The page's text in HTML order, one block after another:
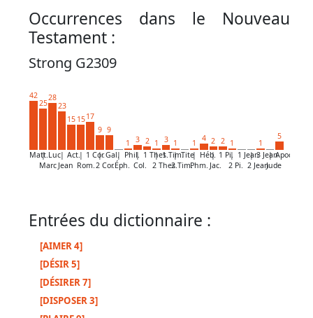
Occurrences dans le Nouveau
Testament :
Strong G2309
42
Matt.
25
|
Marc
28
Luc
23
|
Jean
15
Act.
15
|
Rom.
17
1 Cor.
9
|
2 Cor.
9
Gal.|
Éph.
1
Phil.
3
|
Col.
2
1 Thes.
1
|
2 Thes.
3
1 Tim.
1
|
2 Tim.
Tite
1
|
Phm.
4
Héb.
2
|
Jac.
2
1 Pi.
1
|
2 Pi.
1 Jean
|
2 Jean
1
3 Jean
|
Jude
5
Apoc.
Entrées du dictionnaire :
[AIMER 4]
[DÉSIR 5]
[DÉSIRER 7]
[DISPOSER 3]
Abréviations
Termes
retenus
Ouvrages
de
référence
Autres
supports
Exemplaire
papier